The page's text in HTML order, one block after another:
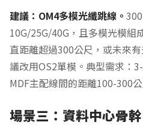
建議：OM4多模光纖跳線。
10G/25G/40G，且多模光模組
直距離超過300公尺，或未來
議改用OS2單模。典型需求：
MDF主配線間的距離100-300公
場景三：資料中心骨幹